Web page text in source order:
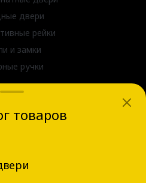
двери
рейки
и замки
ручки
ул. Блюхера д.31
товаров